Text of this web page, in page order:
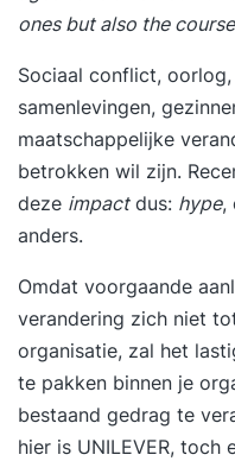
ones but also the
Sociaal conflict,
samenlevingen,
maatschappelijke
betrokken wil zijn.
deze impactdus: hype,
anders.
Omdat voorgaande
verandering zich niet
organisatie, zal het
te pakken binnen je
bestaand gedrag te
hier is UNILEVER, toch